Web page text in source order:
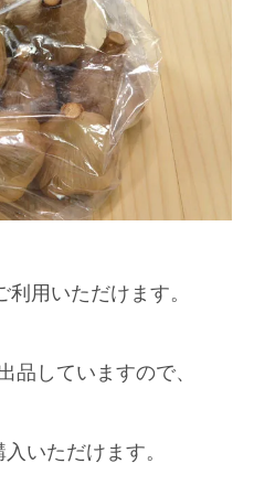
用いただけます。
品していますので、
いただけます。